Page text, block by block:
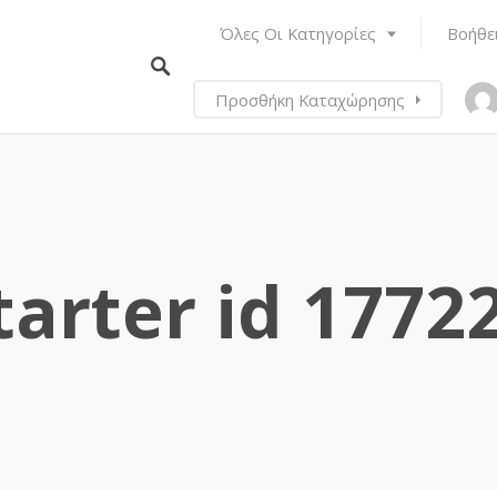
Όλες Οι Κατηγορίες
Προσθήκη Καταχώρησης
id